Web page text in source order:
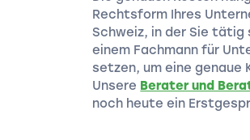
Rechtsform Ihres
Schweiz, in der Sie
einem Fachmann für
setzen, um eine genaue
Unsere Berater und
noch heute ein